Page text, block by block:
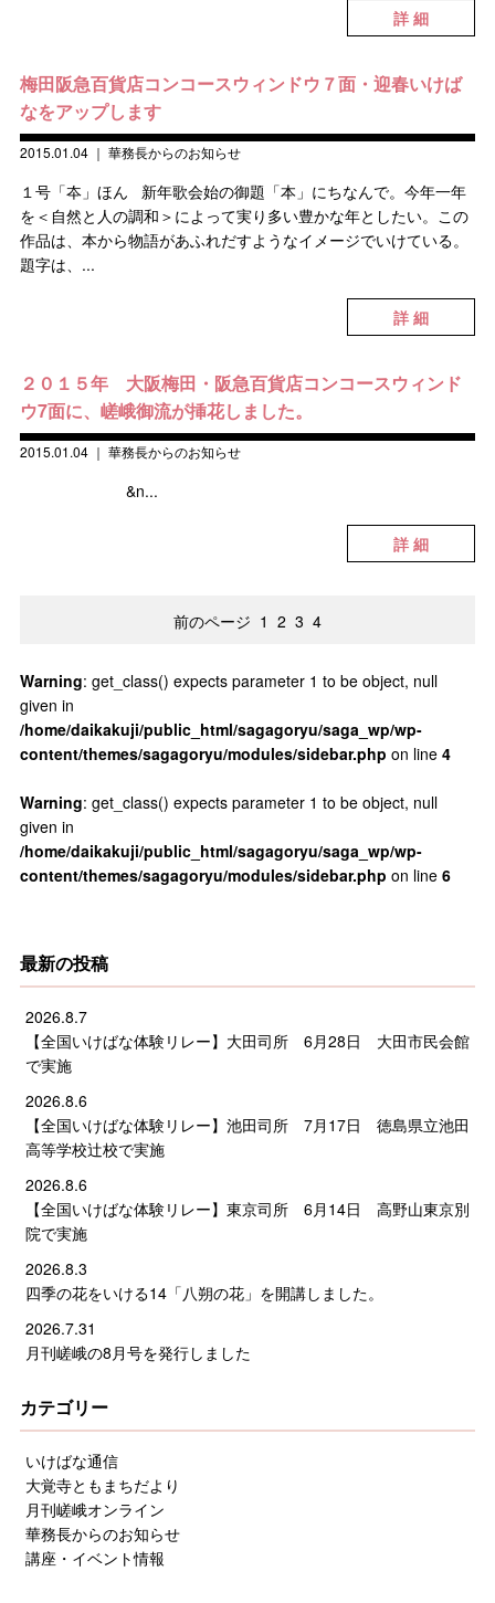
詳 細
梅田阪急百貨店コンコースウィンドウ７面・迎春いけば
なをアップします
2015.01.04｜ 華務長からのお知らせ
１号「夲」ほん 新年歌会始の御題「本」にちなんで。今年一年
を＜自然と人の調和＞によって実り多い豊かな年としたい。この
作品は、本から物語があふれだすようなイメージでいけている。
題字は、...
詳 細
２０１５年 大阪梅田・阪急百貨店コンコースウィンド
ウ7面に、嵯峨御流が挿花しました。
2015.01.04｜ 華務長からのお知らせ
&n...
詳 細
前のページ 1 2 3 4
Warning: get_class() expects parameter 1 to be object, null
given in
/home/daikakuji/public_html/sagagoryu/saga_wp/wp-
content/themes/sagagoryu/modules/sidebar.php on line 4
Warning: get_class() expects parameter 1 to be object, null
given in
/home/daikakuji/public_html/sagagoryu/saga_wp/wp-
content/themes/sagagoryu/modules/sidebar.php on line 6
最新の投稿
2026.8.7
【全国いけばな体験リレー】大田司所 6月28日 大田市民会館
で実施
2026.8.6
【全国いけばな体験リレー】池田司所 7月17日 徳島県立池田
高等学校辻校で実施
2026.8.6
【全国いけばな体験リレー】東京司所 6月14日 高野山東京別
院で実施
2026.8.3
四季の花をいける14「八朔の花」を開講しました。
2026.7.31
月刊嵯峨の8月号を発行しました
カテゴリー
いけばな通信
大覚寺ともまちだより
月刊嵯峨オンライン
華務長からのお知らせ
講座・イベント情報